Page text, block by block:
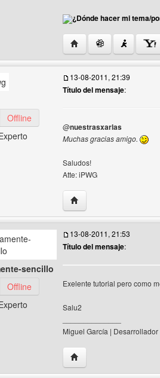
¿Dónde hacer mi tema/
Visitar sitio web del
Ver perfil del usuario
Offline
13-08-2011, 21:39
Título del mensaje:
@nuestrasxarlas
Muchas gracias amigo.
Saludos!
Atte: iPWG
Visitar sitio web del
sencillo
sencillo Ver perfil del usuario
Offline
13-08-2011, 21:53
Título del mensaje:
Exelente tutorial pero como
Salu2
Miguel García |
Visitar sitio web del